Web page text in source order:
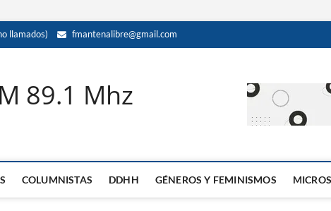
llamados) fmantenalibre@gmail.com
89.1 Mhz
COLUMNISTAS DDHH GÉNEROS Y FEMINISMOS MICROS